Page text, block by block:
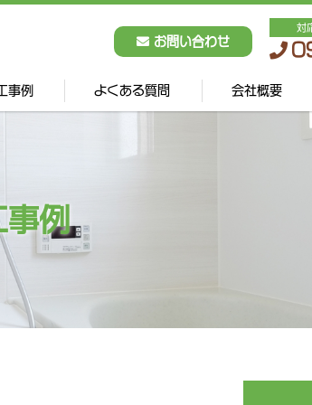
お問い合わせ
対
事例 よくある質問 会社概要
事例